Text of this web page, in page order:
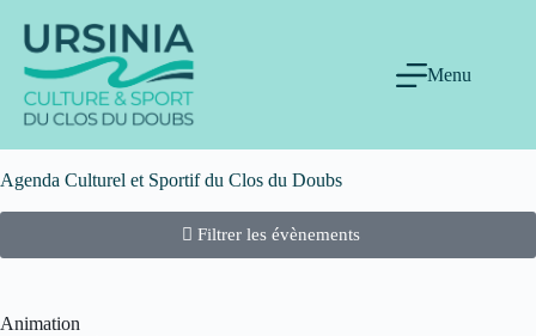
Menu
Agenda Culturel et Sportif du Clos du Doubs
Filtrer les évènements
Animation